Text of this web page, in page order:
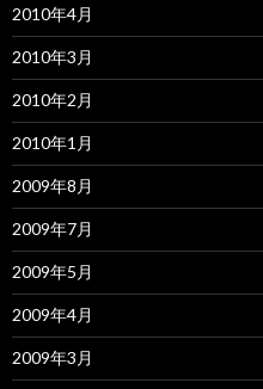
2010年4月
2010年3月
2010年2月
2010年1月
2009年8月
2009年7月
2009年5月
2009年4月
2009年3月